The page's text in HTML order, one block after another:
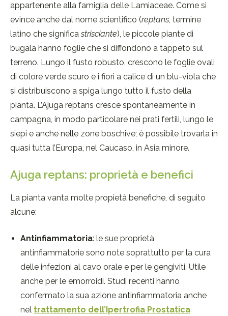
appartenente alla famiglia delle Lamiaceae. Come si
evince anche dal nome scientifico (reptans, termine
latino che significastrisciante), le piccole piante di
bugala hanno foglie che si diffondono a tappeto sul
terreno. Lungo il fusto robusto, crescono le foglie ovali
di colore verde scuro e i fiori a calice di un blu-viola che
si distribuiscono a spiga lungo tutto il fusto della
pianta. L’Ajuga reptans cresce spontaneamente in
campagna, in modo particolare nei prati fertili, lungo le
siepi e anche nelle zone boschive; è possibile trovarla in
quasi tutta l’Europa, nel Caucaso, in Asia minore.
Ajuga reptans: proprietà e benefici
La pianta vanta molte propietà benefiche, di seguito
alcune:
Antinfiammatoria: le sue proprietà
antinfiammatorie sono note soprattutto per la cura
delle infezioni al cavo orale e per le gengiviti. Utile
anche per le emorroidi. Studi recenti hanno
confermato la sua azione antinfiammatoria anche
nel trattamento dell’Ipertrofia Prostatica